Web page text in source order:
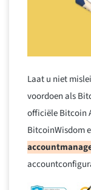
Laat u niet
voordoen als
officiële Bitcoin
BitcoinWisdom